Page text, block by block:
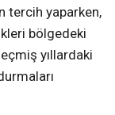
tercih yaparken,
bölgedeki
yıllardaki